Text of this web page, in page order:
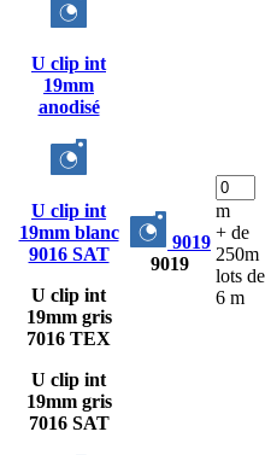
U clip int
19mm
anodisé
U clip int
19mm blanc
9016 SAT
U clip int
19mm gris
7016 TEX
U clip int
19mm gris
7016 SAT
9019
9019
m
+ de
250m
lots de
6 m